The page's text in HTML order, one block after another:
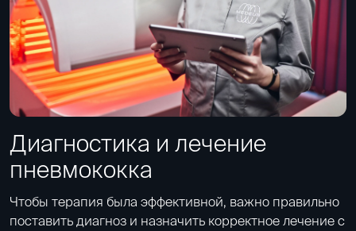
Диагностика и лечение
пневмококка
Чтобы терапия была эффективной, важно правильно
поставить диагноз и назначить корректное лечение с